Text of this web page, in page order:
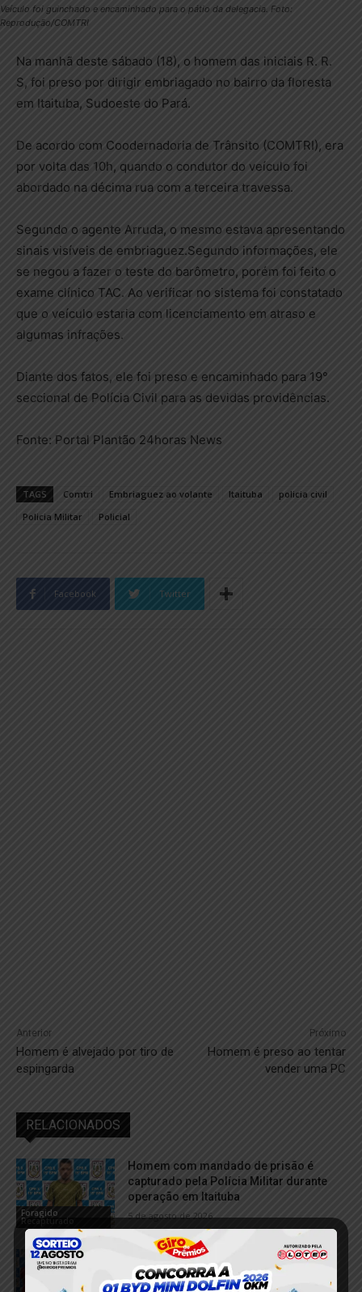
Veículo foi guinchado e encaminhado para o pátio da delegacia. Foto:
Reprodução/COMTRI
Na manhã deste sábado (18), o homem das iniciais R. R.
S, foi preso por dirigir embriagado no bairro da floresta
em Itaituba, Sudoeste do Pará.
De acordo com Coodernadoria de Trânsito (COMTRI), era
por volta das 10h, quando o condutor do veículo foi
abordado na décima rua com a terceira travessa.
Segundo o agente Arruda, o mesmo estava apresentando
sinais visíveis de embriaguez.Segundo informações, ele
se negou a fazer o teste do barômetro, porém foi feito o
exame clínico TAC. Ao verificar no sistema foi constatado
que o veículo estaria com licenciamento em atraso e
algumas infrações.
Diante dos fatos, ele foi preso e encaminhado para 19°
seccional de Polícia Civil para as devidas providências.
Fonte: Portal Plantão 24horas News
TAGS Comtri Embriaguez ao volante Itaituba
policia civil
Policia Militar
Policial
Facebook Twitter
Anterior
Homem é alvejado por tiro de
espingarda
Próximo
Homem é preso ao tentar
vender uma PC
RELACIONADOS
Foragido
Recapturado
Homem com mandado de prisão é
capturado pela Polícia Militar durante
operação em Itaituba
5 de agosto de 2026
Idoso de 89 anos é agredido durante
confusão familiar em Itaituba; neto e
filha são conduzidos à delegacia